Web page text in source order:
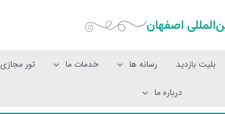
اصفهان
بلیت بازدید رسانه ها خدمات ما تور مجازی
درباره ما